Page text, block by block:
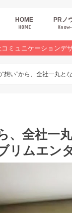
HOME
HOME
PRノ
広報ス
商品・
デジタ
PRトレ
イベン
業界コ
オンラ
コミュニケーションデ
“想い”から、全社一丸と
、全社一
リムエンダ